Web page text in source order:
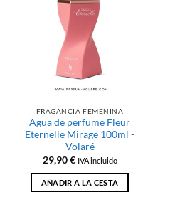
FRAGANCIA FEMENINA
Agua de perfume Fleur
Eternelle Mirage 100ml -
Volaré
29,90€ IVA incluido
AÑADIR A LA CESTA